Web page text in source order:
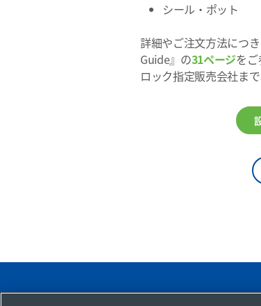
シール・ポット
詳細やご注文方法につ
Guide』の31ページを
ロック指定販売会社ま